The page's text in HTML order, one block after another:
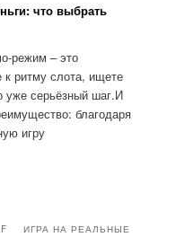
что выбрать
режим – это
к ритму слота, ищете
уже серьёзный шаг.И
благодаря
игру
ИГРА НА РЕАЛЬНЫЕ